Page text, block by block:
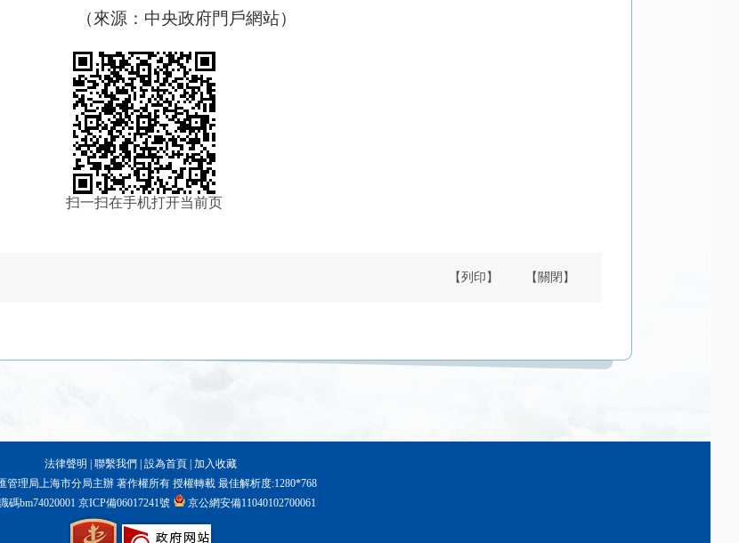
來源：中央政府門戶網站）
扫一扫在手机打开当前页
【列印】 【關閉】
法律聲明 聯繫我們 設為首頁 加入收藏
管理局上海市分局主辦 著作權所有 授權轉載 最佳解析度:1280*768
碼bm74020001京ICP備06017241號 京公網安備11040102700061